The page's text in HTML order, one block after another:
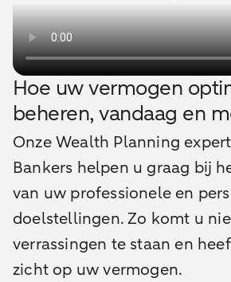
Hoe uw vermogen
beheren, vandaag en
Onze Wealth Planning
Bankers helpen u graag bij
van uw professionele en
doelstellingen. Zo komt u
verrassingen te staan en
zicht op uw vermogen.